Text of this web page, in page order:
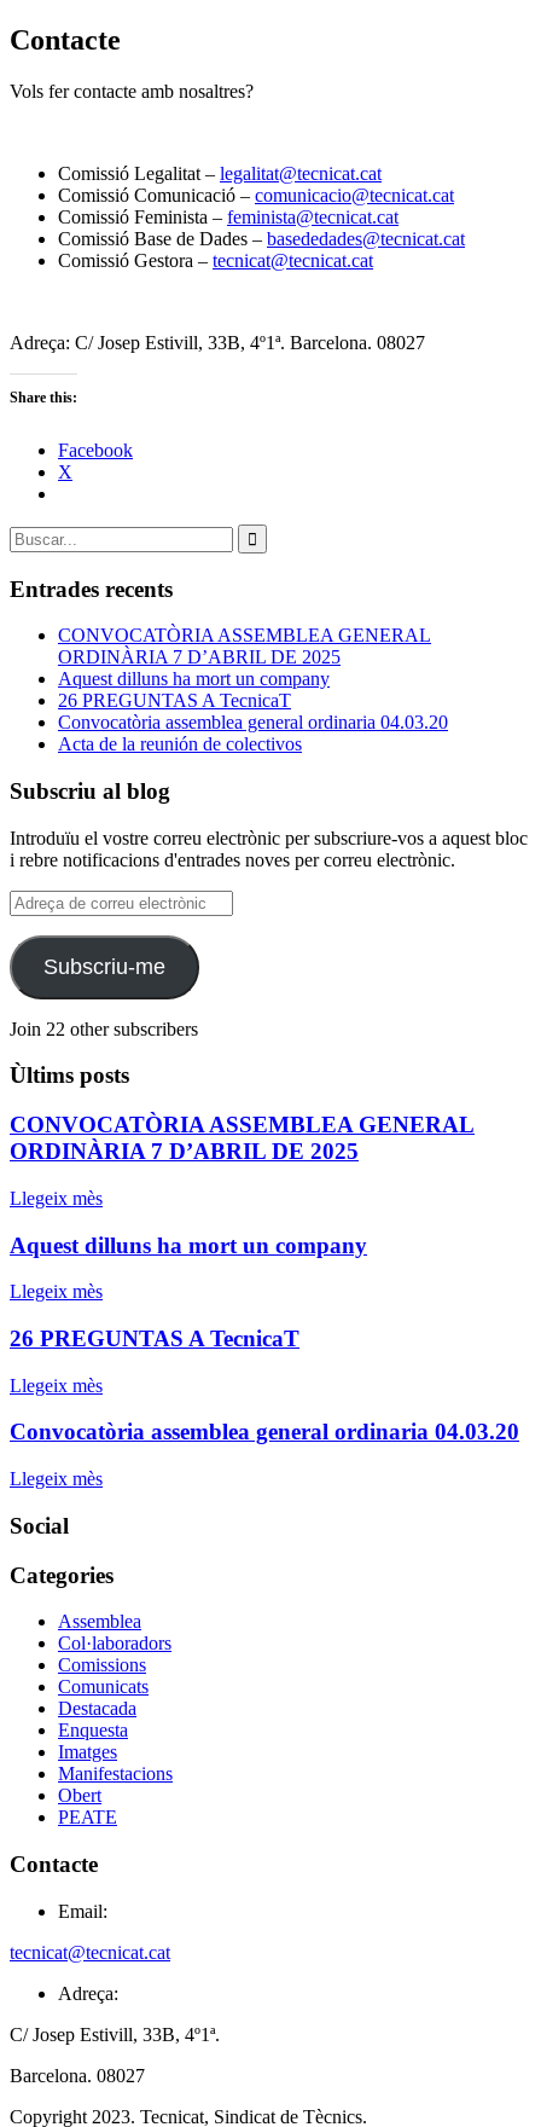
Contacte
Vols fer contacte amb nosaltres?
Comissió Legalitat – legalitat@tecnicat.cat
Comissió Comunicació – comunicacio@tecnicat.cat
Comissió Feminista – feminista@tecnicat.cat
Comissió Base de Dades – basededades@tecnicat.cat
Comissió Gestora – tecnicat@tecnicat.cat
Adreça: C/ Josep Estivill, 33B, 4º1ª. Barcelona. 08027
Share this:
Facebook
X
Search
for:
Entrades recents
CONVOCATÒRIA ASSEMBLEA GENERAL
ORDINÀRIA 7 D’ABRIL DE 2025
Aquest dilluns ha mort un company
26 PREGUNTAS A TecnicaT
Convocatòria assemblea general ordinaria 04.03.20
Acta de la reunión de colectivos
Subscriu al blog
Introduïu el vostre correu electrònic per subscriure-vos a aquest bloc
i rebre notificacions d'entrades noves per correu electrònic.
Adreça
de
correu
electrònicSubscriu-me
Join 22 other subscribers
Ùltims posts
CONVOCATÒRIA ASSEMBLEA GENERAL
ORDINÀRIA 7 D’ABRIL DE 2025
Llegeix mès
Aquest dilluns ha mort un company
Llegeix mès
26 PREGUNTAS A TecnicaT
Llegeix mès
Convocatòria assemblea general ordinaria 04.03.20
Llegeix mès
Social
Categories
Assemblea
Col·laboradors
Comissions
Comunicats
Destacada
Enquesta
Imatges
Manifestacions
Obert
PEATE
Contacte
Email:
tecnicat@tecnicat.cat
Adreça:
C/ Josep Estivill, 33B, 4º1ª.
Barcelona. 08027
Copyright 2023. Tecnicat, Sindicat de Tècnics.